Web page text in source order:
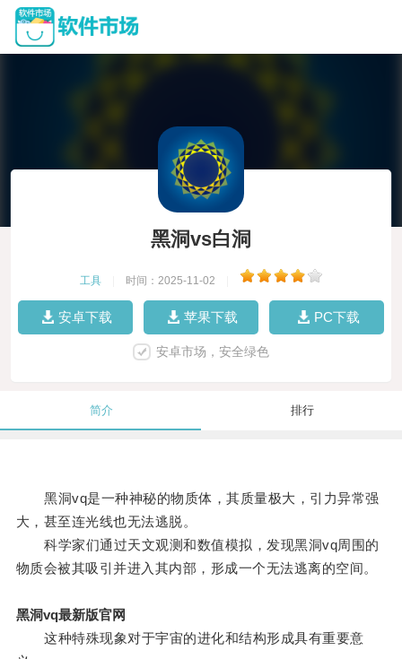
黑洞vs白洞
工具 时间：2025-11-02
安卓下载 苹果下载 PC下载
安卓市场，安全绿色
简介 排行
黑洞vq是一种神秘的物质体，其质量极大，引力异常强
大，甚至连光线也无法逃脱。
科学家们通过天文观测和数值模拟，发现黑洞vq周围的
物质会被其吸引并进入其内部，形成一个无法逃离的空间。
黑洞vq最新版官网
这种特殊现象对于宇宙的进化和结构形成具有重要意